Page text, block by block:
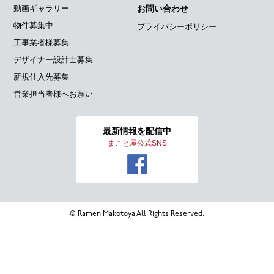
動画ギャラリー
物件募集中
工事業者様募集
デザイナー設計士募集
新規仕入先募集
営業担当者様へお願い
お問い合わせ
プライバシーポリシー
最新情報を配信中
まこと屋公式SNS
© Ramen Makotoya All Rights Reserved.